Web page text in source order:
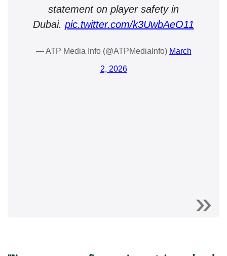
statement on player safety in
Dubai. pic.twitter.com/k3UwbAeO11
— ATP Media Info (@ATPMediaInfo) March
2, 2026